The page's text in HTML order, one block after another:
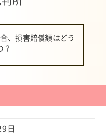
、損害賠償額はどう
？
日